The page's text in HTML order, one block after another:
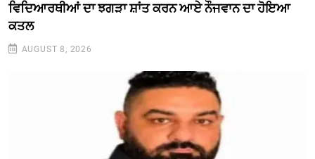
ਵਿਦਿਆਰਥੀਆਂ ਦਾ ਝਗੜਾ ਸ਼ਾਂਤ ਕਰਨ ਆਏ ਨੌਜਵਾਨ ਦਾ ਹੋਇਆ
ਕਤਲ
AUGUST 8, 2026